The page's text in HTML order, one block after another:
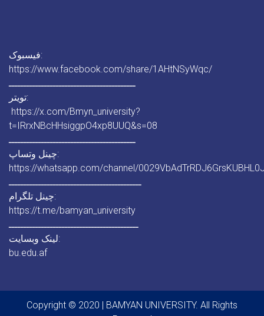
فیسبوک:
https://www.facebook.com/share/1AHtNSyWqc/
ـــــــــــــــــــــــــــــــــــــــــــ
تویتر:
https://x.com/Bmyn_university?
t=IRrxNBcHHsiggpO4xp8UUQ&s=08
ـــــــــــــــــــــــــــــــــــــــــــ
چینل وتساپ:
https://whatsapp.com/channel/
ـــــــــــــــــــــــــــــــــــــــــــــ
چینل تلگرام:
https://t.me/bamyan_university
ــــــــــــــــــــــــــــــــــــــــــــ
لینک وبسایت:
bu.edu.af
Copyright © 2020 | BAMYAN UNIVERSITY. All Rights